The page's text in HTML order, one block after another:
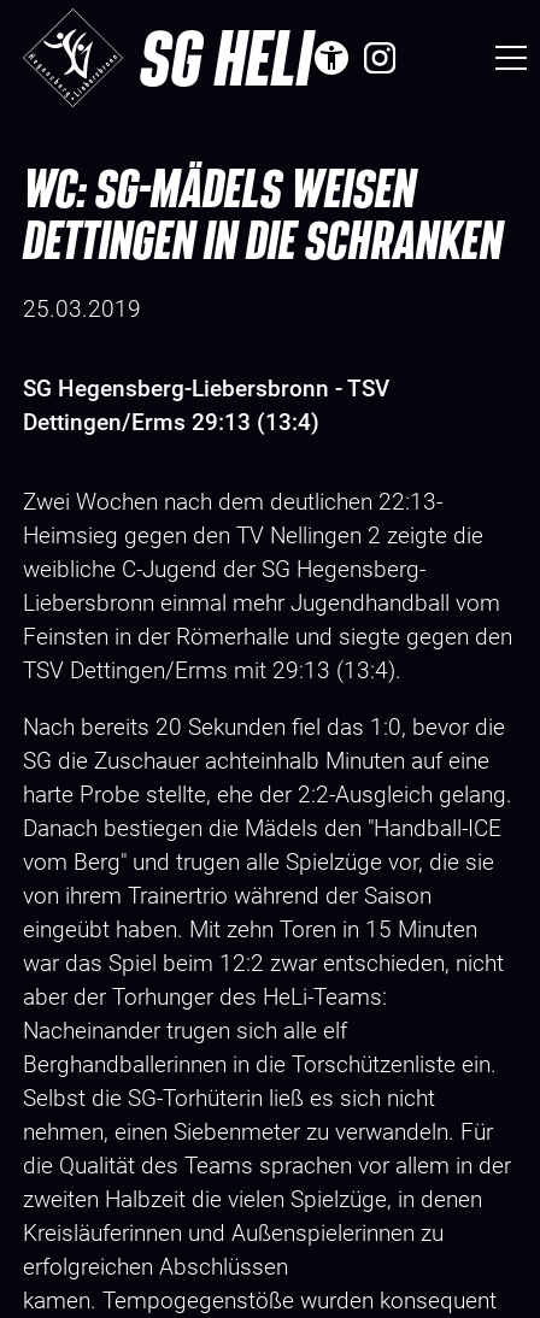
SG HELI
WC: SG-MÄDELS WEISEN
DETTINGEN IN DIE SCHRANKEN
25.03.2019
SG Hegensberg-Liebersbronn - TSV
Dettingen/Erms 29:13 (13:4)
Zwei Wochen nach dem deutlichen 22:13-
Heimsieg gegen den TV Nellingen 2 zeigte die
weibliche C-Jugend der SG Hegensberg-
Liebersbronn einmal mehr Jugendhandball vom
Feinsten in der Römerhalle und siegte gegen den
TSV Dettingen/Erms mit 29:13 (13:4).
Nach bereits 20 Sekunden fiel das 1:0, bevor die
SG die Zuschauer achteinhalb Minuten auf eine
harte Probe stellte, ehe der 2:2-Ausgleich gelang.
Danach bestiegen die Mädels den "Handball-ICE
vom Berg" und trugen alle Spielzüge vor, die sie
von ihrem Trainertrio während der Saison
eingeübt haben. Mit zehn Toren in 15 Minuten
war das Spiel beim 12:2 zwar entschieden, nicht
aber der Torhunger des HeLi-Teams:
Nacheinander trugen sich alle elf
Berghandballerinnen in die Torschützenliste ein.
Selbst die SG-Torhüterin ließ es sich nicht
nehmen, einen Siebenmeter zu verwandeln. Für
die Qualität des Teams sprachen vor allem in der
zweiten Halbzeit die vielen Spielzüge, in denen
Kreisläuferinnen und Außenspielerinnen zu
erfolgreichen Abschlüssen
kamen. Tempogegenstöße wurden konsequent